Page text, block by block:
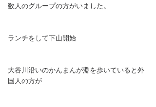
数人のグループの方がいました。
ランチをして下山開始
大谷川沿いのかんまんが淵を歩いていると外
国人の方が